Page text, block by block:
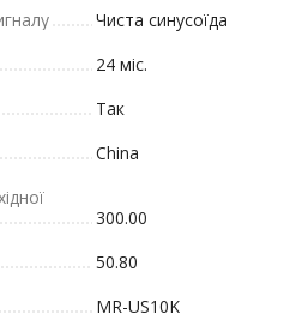
Чиста синусоїда
24 міс.
Так
China
300.00
50.80
MR-US10K